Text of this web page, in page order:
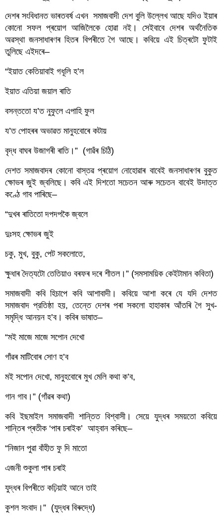
দেশৰ সংবিধানত ভাৰতবৰ্ষ এখন  সমাজবাদী দেশ বুলি উল্লেখ আছে যদিও ইয়াৰ
কোনো সফল প্ৰয়োগ আজিলৈকে হোৱা নই। সেইবাবে দেশৰ অৰ্থনৈতিক
অৱস্থা জনসাধাৰণৰ হিতৰ বিপৰীতে গৈ আছে। কবিয়ে এই চিত্ৰটো ফুটাই
তুলিছে এইদৰে–
“ইয়াত কেতিয়াবাই গধূলি হ’ল
ইয়াত এতিয়া জয়াল ৰাতি
বসন্ততো য’ত নুফুলে এপাহি ফুল
য’ত পোহৰৰ অভাৱত মানুহবোৰে কটায়
বৃদ্ধ বাঘৰ উজাগৰী ৰাতি।”  (গাৱঁৰ চিঠি)
দেশত সমাজবাদৰ কোনো বাস্তৱ প্ৰয়োগ নোহোৱাৰ বাবেই জনসাধাৰণৰ বুকুত
ক্ষোভৰ জুই জ্বলিছে। কবি এই দিশতো সচেতন আৰু সচেতন বাবেই উদাত্ত
কণ্ঠে গাব পাৰিছে–
“দুখৰ ৰাতিতো দপদপকৈ জ্বলে
দুঃসহ ক্ষোভৰ জুই
চকু, মুখ, বুকু, পেট সকলোতে,
ক্ষুধাৰ দৈত্যটো তেতিয়াও বৰফৰ দৰে শীতল।” (সমসাময়িক কেইটামান কবিতা)
সমাজবাদী কবি হিচাপে কবি আশাবাদী। কবিয়ে আশা কৰে যে যদি দেশত
সমাজবাদ প্রতিষ্ঠা হয়, তেন্তে দেশৰ পৰা সকলো হাহাকাৰ আঁতৰি গৈ সুখ-
সমৃদ্ধি আনয়ন হ’ব। কবিৰ ভাষাত–
“মই মাজে মাজে সপোন দেখো
গাঁৱৰ মাটিবোৰ সোণ হ’ব
মই সপোন দেখো, মানুহবোৰে মুখ মেলি কথা ক’ব,
গান গাব।” (গাঁৱৰ কথা)
কবি ইছমাইল সমাজবাদী শান্তিত বিশ্বাসী। সেয়ে যুদ্ধৰ সময়তো কবিয়ে
শান্তিৰ প্ৰতীক ‘পাৰ চৰাইক’  আহ্বান কৰিছে–
“নিজান পুৱা বাঁহীত ফু দি মাতো
এজনী শুকুলা পাৰ চৰাই
যুদ্ধৰ বিপৰীতে কঢ়িয়াই আনে তাই
কুশল সংবাদ।”  (যুদ্ধৰ বিৰুদ্ধে)